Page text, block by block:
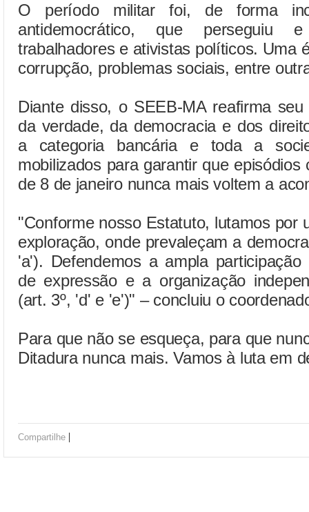
O período militar foi, de forma
antidemocrático, que perseguiu
trabalhadores e ativistas políticos. Uma
corrupção, problemas sociais, entre
Diante disso, o SEEB-MA reafirma
da verdade, da democracia e dos
a categoria bancária e toda a
mobilizados para garantir que
de 8 de janeiro nunca mais voltem a
"Conforme nosso Estatuto, lutamos por
exploração, onde prevaleçam a
'a'). Defendemos a ampla
de expressão e a organização
(art. 3º, 'd' e 'e')" – concluiu o
Para que não se esqueça, para que
Ditadura nunca mais. Vamos à luta em
Compartilhe |